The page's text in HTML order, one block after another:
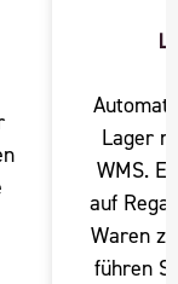
Lager
WMS.
auf
Waren
führen